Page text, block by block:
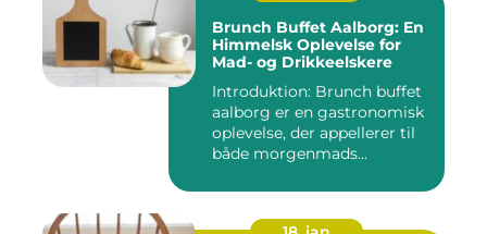
Brunch Buffet Aalborg: En
Himmelsk Oplevelse for
Mad- og Drikkeelskere
Introduktion: Brunch buffet
aalborg er en gastronomisk
oplevelse, der appellerer til
både morgenmads...